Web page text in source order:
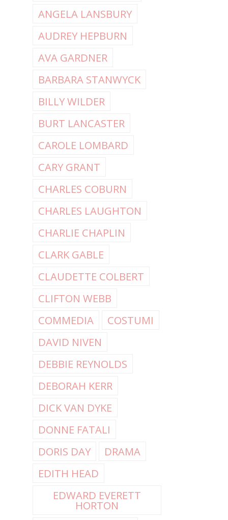
ANGELA LANSBURY
AUDREY HEPBURN
AVA GARDNER
BARBARA STANWYCK
BILLY WILDER
BURT LANCASTER
CAROLE LOMBARD
CARY GRANT
CHARLES COBURN
CHARLES LAUGHTON
CHARLIE CHAPLIN
CLARK GABLE
CLAUDETTE COLBERT
CLIFTON WEBB
COMMEDIA
COSTUMI
DAVID NIVEN
DEBBIE REYNOLDS
DEBORAH KERR
DICK VAN DYKE
DONNE FATALI
DORIS DAY
DRAMA
EDITH HEAD
EDWARD EVERETT
HORTON